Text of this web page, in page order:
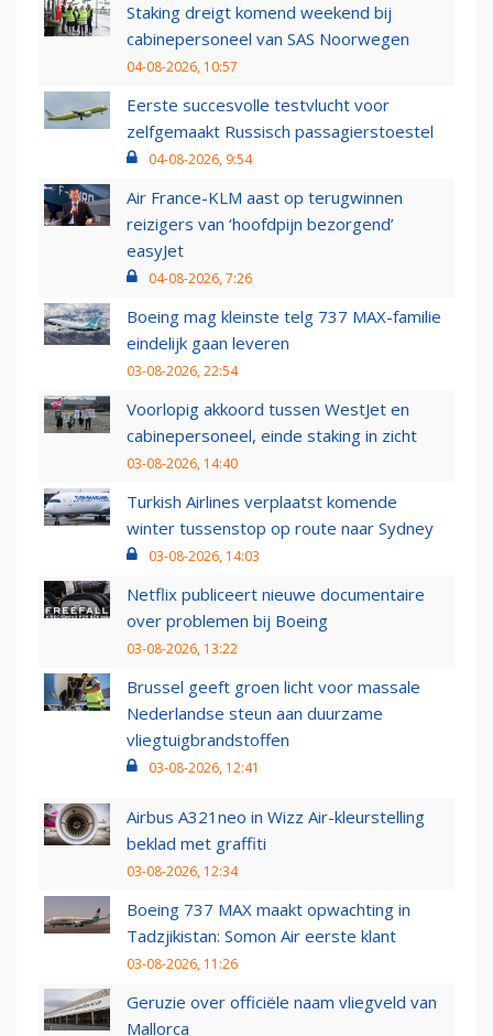
Staking dreigt komend weekend bij
cabinepersoneel van SAS Noorwegen
04-08-2026, 10:57
Eerste succesvolle testvlucht voor
zelfgemaakt Russisch passagierstoestel
04-08-2026, 9:54
Air France-KLM aast op terugwinnen
reizigers van ‘hoofdpijn bezorgend’
easyJet
04-08-2026, 7:26
Boeing mag kleinste telg 737 MAX-familie
eindelijk gaan leveren
03-08-2026, 22:54
Voorlopig akkoord tussen WestJet en
cabinepersoneel, einde staking in zicht
03-08-2026, 14:40
Turkish Airlines verplaatst komende
winter tussenstop op route naar Sydney
03-08-2026, 14:03
Netflix publiceert nieuwe documentaire
over problemen bij Boeing
03-08-2026, 13:22
Brussel geeft groen licht voor massale
Nederlandse steun aan duurzame
vliegtuigbrandstoffen
03-08-2026, 12:41
Airbus A321neo in Wizz Air-kleurstelling
beklad met graffiti
03-08-2026, 12:34
Boeing 737 MAX maakt opwachting in
Tadzjikistan: Somon Air eerste klant
03-08-2026, 11:26
Geruzie over officiële naam vliegveld van
Mallorca